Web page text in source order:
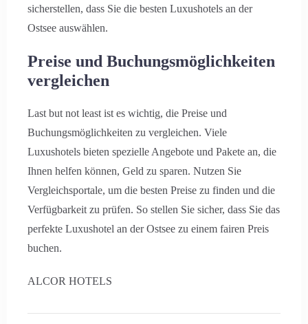
sicherstellen, dass Sie die besten Luxushotels an der
Ostsee auswählen.
Preise und Buchungsmöglichkeiten
vergleichen
Last but not least ist es wichtig, die Preise und
Buchungsmöglichkeiten zu vergleichen. Viele
Luxushotels bieten spezielle Angebote und Pakete an, die
Ihnen helfen können, Geld zu sparen. Nutzen Sie
Vergleichsportale, um die besten Preise zu finden und die
Verfügbarkeit zu prüfen. So stellen Sie sicher, dass Sie das
perfekte Luxushotel an der Ostsee zu einem fairen Preis
buchen.
ALCOR HOTELS